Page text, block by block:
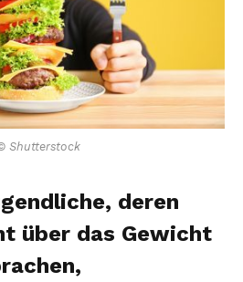
Shutterstock
deren
über das Gewicht